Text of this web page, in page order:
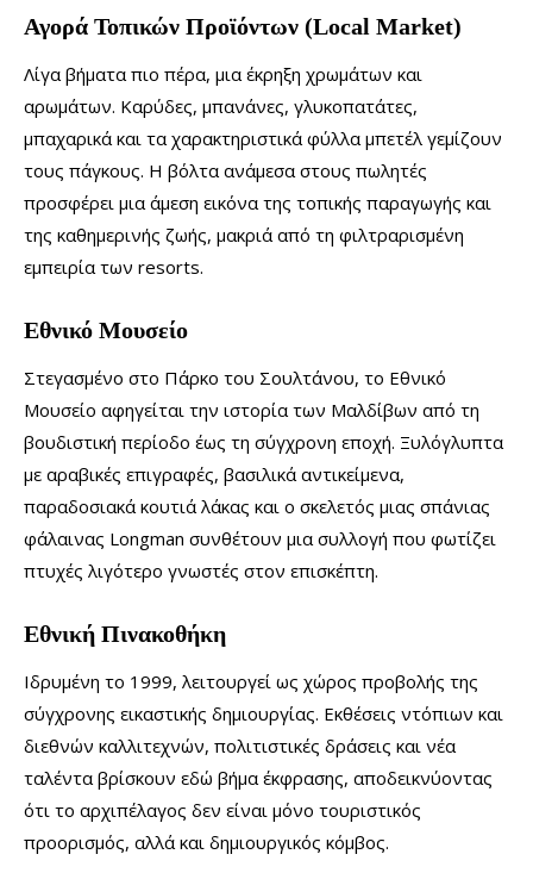
Αγορά Τοπικών Προϊόντων (Local Market)
Λίγα βήματα πιο πέρα, μια έκρηξη χρωμάτων και
αρωμάτων. Καρύδες, μπανάνες, γλυκοπατάτες,
μπαχαρικά και τα χαρακτηριστικά φύλλα μπετέλ γεμίζουν
τους πάγκους. Η βόλτα ανάμεσα στους πωλητές
προσφέρει μια άμεση εικόνα της τοπικής παραγωγής και
της καθημερινής ζωής, μακριά από τη φιλτραρισμένη
εμπειρία των resorts.
Εθνικό Μουσείο
Στεγασμένο στο Πάρκο του Σουλτάνου, το Εθνικό
Μουσείο αφηγείται την ιστορία των Μαλδίβων από τη
βουδιστική περίοδο έως τη σύγχρονη εποχή. Ξυλόγλυπτα
με αραβικές επιγραφές, βασιλικά αντικείμενα,
παραδοσιακά κουτιά λάκας και ο σκελετός μιας σπάνιας
φάλαινας Longman συνθέτουν μια συλλογή που φωτίζει
πτυχές λιγότερο γνωστές στον επισκέπτη.
Εθνική Πινακοθήκη
Ιδρυμένη το 1999, λειτουργεί ως χώρος προβολής της
σύγχρονης εικαστικής δημιουργίας. Εκθέσεις ντόπιων και
διεθνών καλλιτεχνών, πολιτιστικές δράσεις και νέα
ταλέντα βρίσκουν εδώ βήμα έκφρασης, αποδεικνύοντας
ότι το αρχιπέλαγος δεν είναι μόνο τουριστικός
προορισμός, αλλά και δημιουργικός κόμβος.